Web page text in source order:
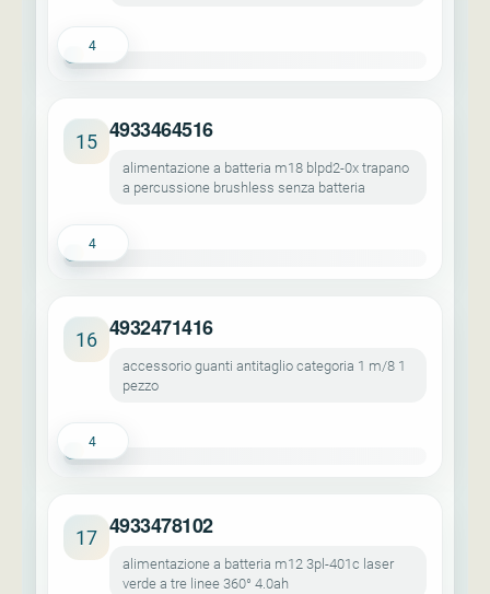
4
15 4933464516
alimentazione a batteria m18 blpd2-0x trapano
a percussione brushless senza batteria
4
16 4932471416
accessorio guanti antitaglio categoria 1 m/8 1
pezzo
4
17 4933478102
alimentazione a batteria m12 3pl-401c laser
verde a tre linee 360° 4.0ah